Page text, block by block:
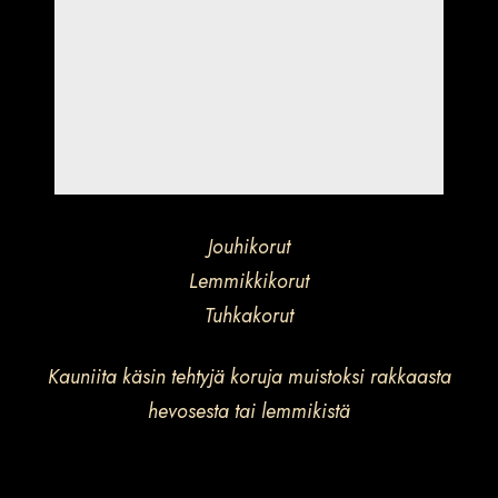
Jouhikorut
Lemmikkikorut
Tuhkakorut
Kauniita käsin tehtyjä koruja muistoksi rakkaasta
hevosesta tai lemmikistä